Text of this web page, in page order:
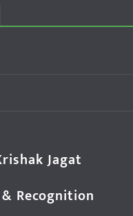
Jagat
Recognition